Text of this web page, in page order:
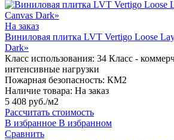
На заказ
Виниловая плитка LVT Vertigo Loose
Dark»
Класс использования: 34 Класс -
интенсивные нагрузки
Пожарная безопасность: КМ2
Наличие товара: На заказ
5 408 руб./м2
Рассчитать стоимость
В избранное В избранном
Сравнить